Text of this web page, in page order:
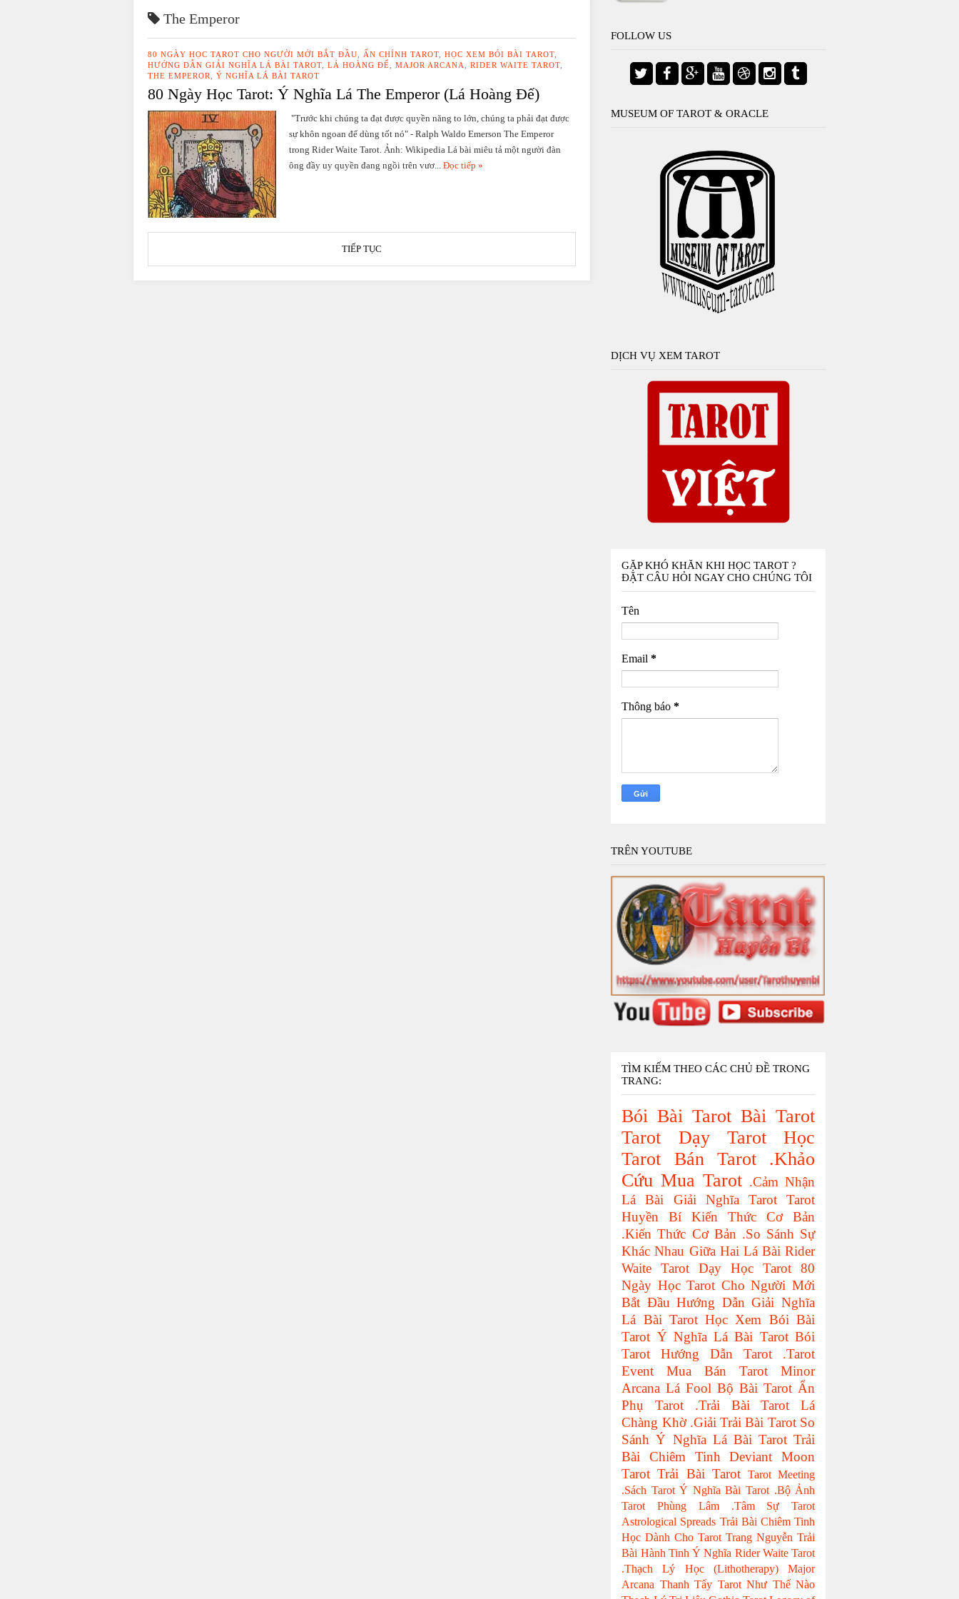
The Emperor
80 NGÀY HỌC TAROT CHO NGƯỜI MỚI BẮT ĐẦU ẨN CHÍNH TAROT HỌC XEM BÓI BÀI TAROT
HƯỚNG DẪN GIẢI NGHĨA LÁ BÀI TAROT
LÁ HOÀNG ĐẾ MAJOR ARCANA RIDER WAITE TAROT
THE EMPEROR
Ý NGHĨA LÁ BÀI TAROT
80 Ngày Học Tarot: Ý Nghĩa Lá The Emperor (Lá Hoàng Đế)
"Trước khi chúng ta đạt được quyền năng to lớn, chúng ta phải đạt được
sự khôn ngoan để dùng tốt nó" - Ralph Waldo Emerson The Emperor
trong Rider Waite Tarot. Ảnh: Wikipedia Lá bài miêu tả một người đàn
ông đầy uy quyền đang ngồi trên vươ...Đọc tiếp »
TIẾP TỤC
FOLLOW US
MUSEUM OF TAROT & ORACLE
DỊCH VỤ XEM TAROT
GẶP KHÓ KHĂN KHI HỌC TAROT ?
ĐẶT CÂU HỎI NGAY CHO CHÚNG TÔI
Tên
Email*
Thông báo*
TRÊN YOUTUBE
TÌM KIẾM THEO CÁC CHỦ ĐỀ TRONG
TRANG:
Bói Bài Tarot Bài Tarot
Tarot
Dạy Tarot
Học
Tarot
Bán Tarot
.Khảo
Cứu Mua Tarot .Cảm Nhận
Lá Bài
Giải Nghĩa Tarot
Tarot
Huyền Bí
Kiến Thức Cơ Bản
.Kiến Thức Cơ Bản .So Sánh Sự
Khác Nhau Giữa Hai Lá Bài Rider
Waite Tarot
Dạy Học Tarot
80
Ngày Học Tarot Cho Người Mới
Bắt Đầu Hướng Dẫn Giải Nghĩa
Lá Bài Tarot Học Xem Bói Bài
Tarot Ý Nghĩa Lá Bài Tarot Bói
Tarot
Hướng Dẫn Tarot
.Tarot
Event
Mua Bán Tarot
Minor
Arcana Lá Fool Bộ Bài Tarot Ẩn
Phụ Tarot
.Trải Bài Tarot
Lá
Chàng Khờ .Giải Trải Bài Tarot So
Sánh Ý Nghĩa Lá Bài Tarot Trải
Bài Chiêm Tinh
Deviant Moon
Tarot Trải Bài Tarot
Tarot Meeting
.Sách Tarot Ý Nghĩa Bài Tarot .Bộ Ảnh
Tarot
Phùng Lâm
.Tâm Sự Tarot
Astrological Spreads Trải Bài Chiêm Tinh
Học Dành Cho Tarot Trang Nguyễn Trải
Bài Hành Tinh Ý Nghĩa Rider Waite Tarot
.Thạch Lý Học (Lithotherapy)
Major
Arcana Thanh Tẩy Tarot Như Thế Nào